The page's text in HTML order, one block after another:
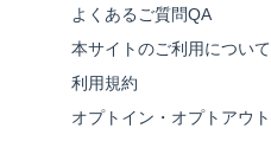
よくあるご質問QA
本サイトのご利用について
利用規約
オプトイン・オプトアウト